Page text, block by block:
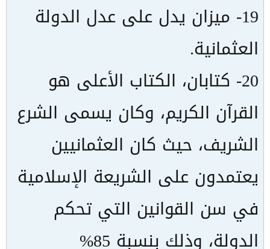
19- ميزان يدل على عدل الدولة
العثمانية.
20- كتابان، الكتاب الأعلى هو
القرآن الكريم، وكان يسمى الشرع
الشريف، حيث كان العثمانيين
يعتمدون على الشريعة الإسلامية
في سن القوانين التي تحكم
الدولة، وذلك بنسبة 85%